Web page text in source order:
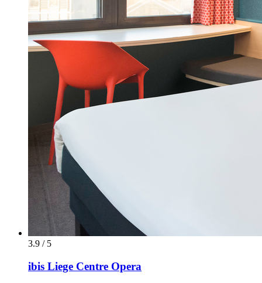
3.9 / 5
ibis Liege Centre Opera